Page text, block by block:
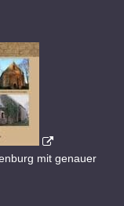
mit genauer